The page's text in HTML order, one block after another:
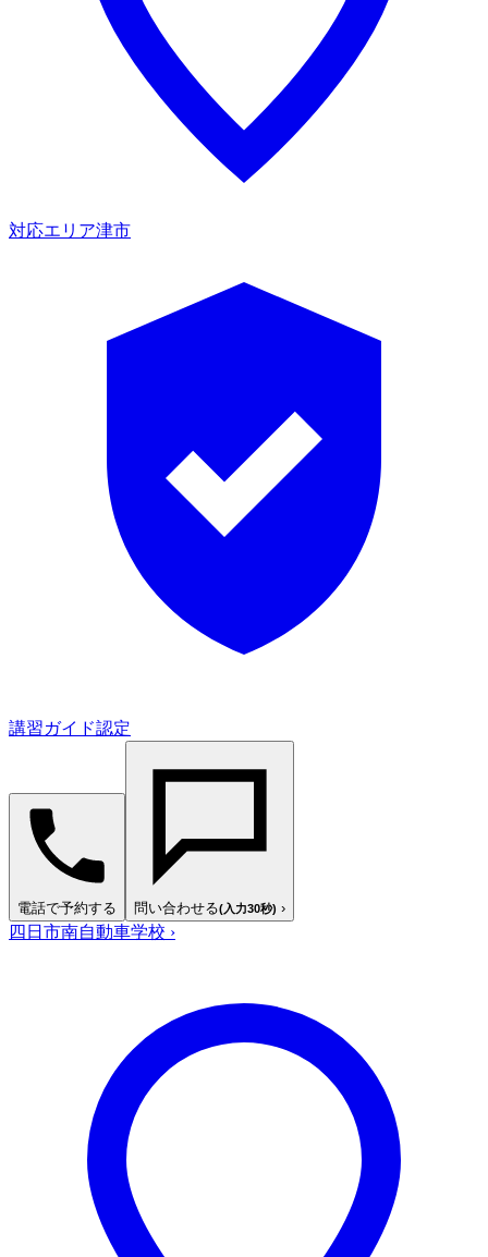
対応エリア津市
講習ガイド認定
電話で予約する 問い合わせる(入力30秒) ›
四日市南自動車学校 ›